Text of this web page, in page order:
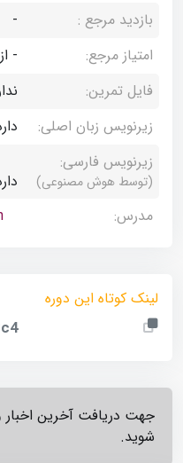
بازدید مرجع :
امتیاز مرجع:
- از 5
فایل تمرین:
ندارد
زیرنویس زبان اصلی:
دارد
زیرنویس فارسی:
(توسط هوش مصنوعی)
دارد
مدرس:
لینک کوتاه این دوره
جهت دریافت آخرین اخبار
شوید.